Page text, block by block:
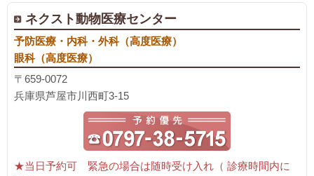
ネクスト動物医療センター
予防医療・内科・外科（高度医療）
眼科（高度医療）
〒659-0072
兵庫県芦屋市川西町3-15
★当日予約可 緊急の場合は随時受け入れ（ 診療時間内に